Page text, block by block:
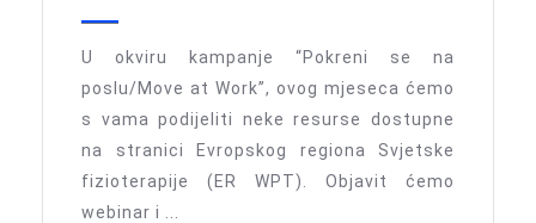
poslu
/
Zdrava
radna
U okviru kampanje “Pokreni se na
poslu/Move at Work”, ovog mjeseca ćemo
s vama podijeliti neke resurse dostupne
na stranici Evropskog regiona Svjetske
fizioterapije (ER WPT). Objavit ćemo
webinar i ...